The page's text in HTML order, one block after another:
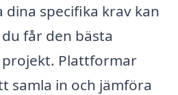
specifika krav kan
får den bästa
Plattformar
samla in och jämföra